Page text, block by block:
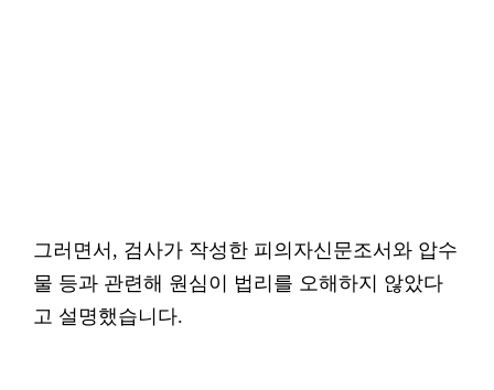
그러면서, 검사가 작성한 피의자신문조서와 압수
물 등과 관련해 원심이 법리를 오해하지 않았다
고 설명했습니다.